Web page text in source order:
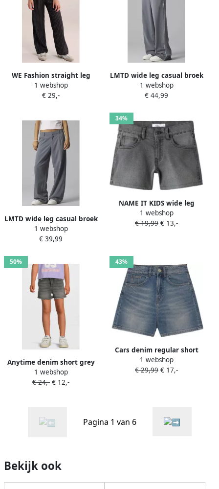
WE Fashion straight leg
gestreepte pantalon
antraciet
1 webshop
€ 29,-
LMTD wide leg casual broek
grijs
1 webshop
€ 44,99
LMTD wide leg casual broek
met plooien grijs
1 webshop
€ 39,99
34%
NAME IT KIDS wide leg
short grey denim
1 webshop
€ 19,99 € 13,-
50%
Anytime denim short grey
denim
1 webshop
€ 24,- € 12,-
43%
Cars denim regular short
stonewashed
1 webshop
€ 29,99 € 17,-
Pagina 1 van 6
Bekijk ook